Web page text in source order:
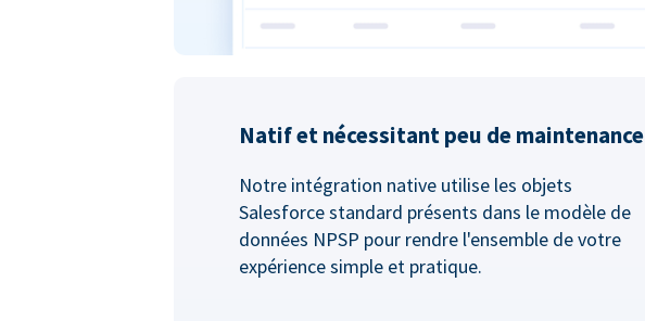
Natif et nécessitant peu de maintenance
Notre intégration native utilise les objets
Salesforce standard présents dans le modèle de
données NPSP pour rendre l'ensemble de votre
expérience simple et pratique.